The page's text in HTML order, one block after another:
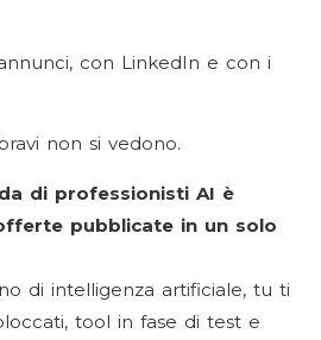
con LinkedIn e con i
non si vedono.
di professionisti AI è
pubblicate in un solo
di intelligenza artificiale, tu ti
tool in fase di test e